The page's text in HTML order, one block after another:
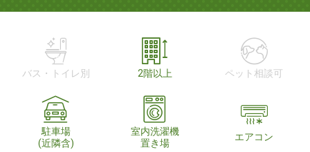
バス・トイレ別 2階以上 ペット相談可
駐車場
(近隣含)
室内洗濯機
置き場
エアコン